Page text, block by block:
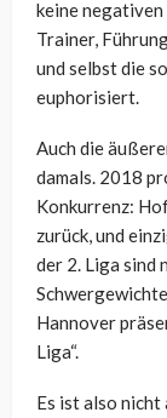
keine negativen
Trainer,
und selbst die
euphorisiert.
Auch die
damals. 2018
Konkurrenz:
zurück, und
der 2. Liga sind
Hannover
Liga“.
Es ist also nicht